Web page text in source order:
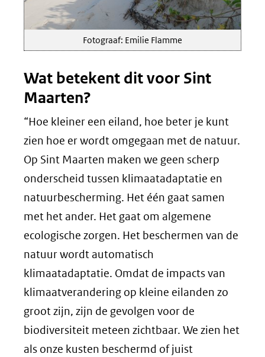
Fotograaf: Emilie Flamme
Wat betekent dit voor Sint
Maarten?
“Hoe kleiner een eiland, hoe beter je kunt
zien hoe er wordt omgegaan met de natuur.
Op Sint Maarten maken we geen scherp
onderscheid tussen klimaatadaptatie en
natuurbescherming. Het één gaat samen
met het ander. Het gaat om algemene
ecologische zorgen. Het beschermen van de
natuur wordt automatisch
klimaatadaptatie. Omdat de impacts van
klimaatverandering op kleine eilanden zo
groot zijn, zijn de gevolgen voor de
biodiversiteit meteen zichtbaar. We zien het
als onze kusten beschermd of juist